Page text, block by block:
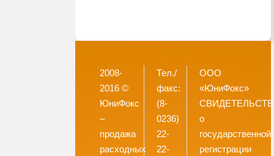
2008-
2016 ©
ЮниФокс
–
продажа
расходных
Тел./
факс:
(8-
0236)
22-
22-
ООО
«ЮниФокс»
о
государственной
регистрации